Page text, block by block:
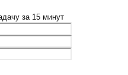
за 15 минут